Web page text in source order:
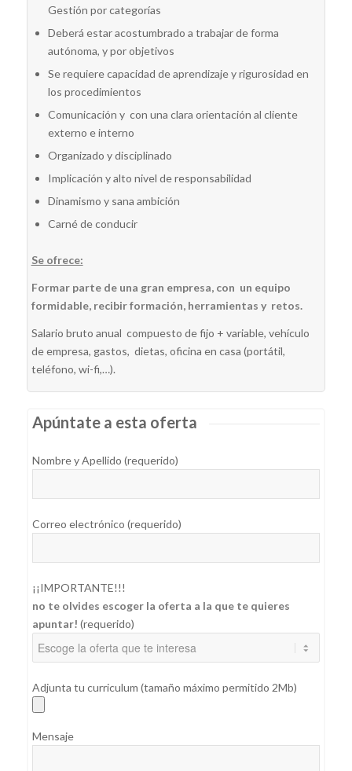
Gestión por categorías
Deberá estar acostumbrado a trabajar de forma
autónoma, y por objetivos
Se requiere capacidad de aprendizaje y rigurosidad en
los procedimientos
Comunicación y con una clara orientación al cliente
externo e interno
Organizado y disciplinado
Implicación y alto nivel de responsabilidad
Dinamismo y sana ambición
Carné de conducir
Se ofrece:
Formar parte de una gran empresa, con un equipo
formidable, recibir formación, herramientas y retos.
Salario bruto anual compuesto de fijo + variable, vehículo
de empresa, gastos, dietas, oficina en casa (portátil,
teléfono, wi-fi,…).
Apúntate a esta oferta
Nombre y Apellido (requerido)
Correo electrónico (requerido)
¡¡IMPORTANTE!!!
no te olvides escoger la oferta a la que te quieres
apuntar! (requerido)
Adjunta tu curriculum (tamaño máximo permitido 2Mb)
Mensaje